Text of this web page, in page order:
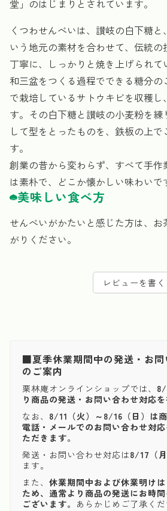
堂」のはじまりとされています。
くつわせんべいは、讃岐の白下糖
いう地元の素材を合わせて、伝統
丁寧に、しっかりと焼き上げられて
和三盆をつくる過程でできる糖分
で栽培しているサトウキビを収穫
す。その白下糖と讃岐の小麦粉を
して型をとったものを、鉄板の上
す。
創業の昔から変わらず、すべて手作
は素朴で、どこか懐かしい味わいで
美味しい食べ方
せんべいがかたいと感じた方は、
がりください。
レビューを書く
■夏季休業期間中の発送・お問
のご案内
栗林庵オンラインショップでは、 8/
り商品の発送・お問い合わせ対応を
なお、 8/11（火）～8/16（日）は
電話・メールでのお問い合わせ対
ただきます。
発送・お問い合わせ対応は8/17（
ます。
また、 休業期間中および休業明け
ため、通常より商品の発送にお時
ございます。 あらかじめご了承くだ